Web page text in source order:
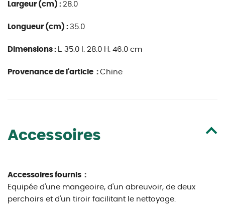
Largeur (cm) : 28.0
Longueur (cm) : 35.0
Dimensions : L. 35.0 l. 28.0 H. 46.0 cm
Provenance de l'article : Chine
Accessoires
Accessoires fournis :
Equipée d'une mangeoire, d'un abreuvoir, de deux
perchoirs et d'un tiroir facilitant le nettoyage.